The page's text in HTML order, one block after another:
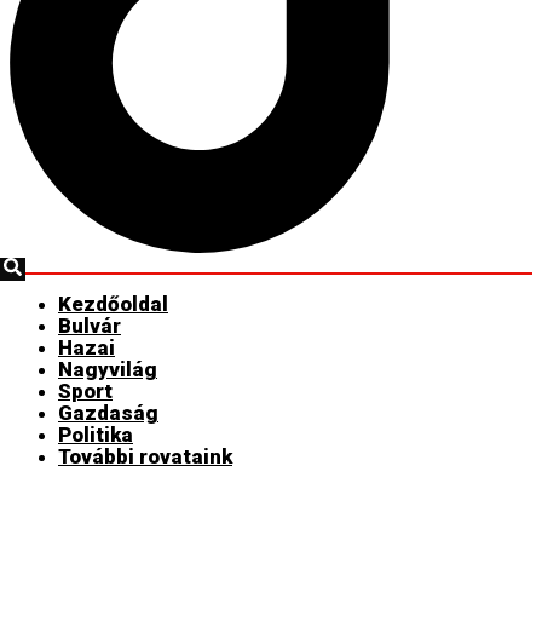
Kezdőoldal
Bulvár
Hazai
Nagyvilág
Sport
Gazdaság
Politika
További rovataink